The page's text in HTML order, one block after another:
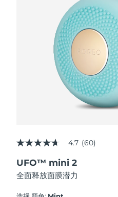
4.7
of
5
stars,
4.7 (60)
UFO™ mini 2
全面释放面膜潜力
沙特阿拉伯